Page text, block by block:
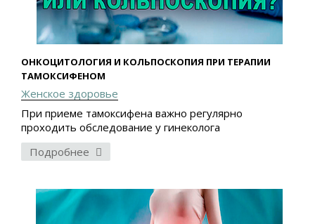
ОНКОЦИТОЛОГИЯ И КОЛЬПОСКОПИЯ ПРИ ТЕРАПИИ
ТАМОКСИФЕНОМ
Женское здоровье
При приеме тамоксифена важно регулярно
проходить обследование у гинеколога
Подробнее